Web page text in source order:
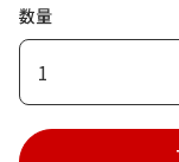
数量
1